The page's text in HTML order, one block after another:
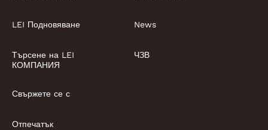
LEI Подновяване
Търсене на LEI
News
ЧЗВ
КОМПАНИЯ
Свържете се с
Отпечатък